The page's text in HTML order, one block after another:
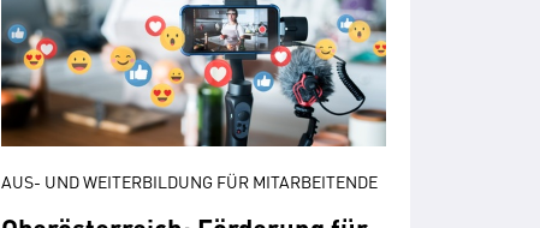
AUS- UND WEITERBILDUNG FÜR MITARBEITENDE